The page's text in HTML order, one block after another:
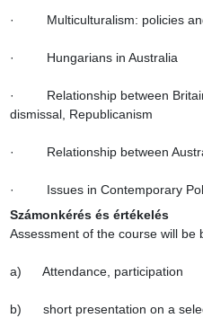
·         Multiculturalism: policies
·         Hungarians in Australia
·         Relationship between
dismissal, Republicanism
·         Relationship between
·         Issues in Contemporary
Számonkérés és értékelés
Assessment of the course will be
a)      Attendance, participation
b)      short presentation on a